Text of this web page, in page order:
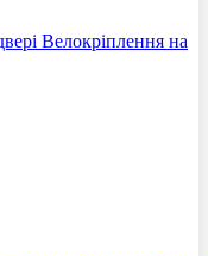
Велокріплення на